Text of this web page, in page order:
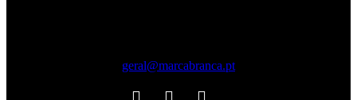
geral@marcabranca.pt